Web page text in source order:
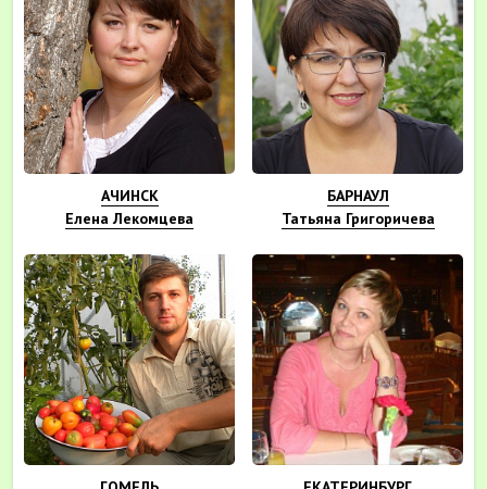
АЧИНСК
Елена Лекомцева
БАРНАУЛ
Татьяна Григоричева